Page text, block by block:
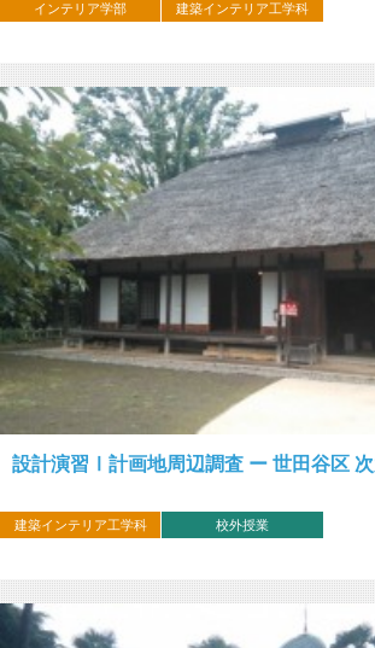
インテリア学部 建築インテリア工学科
設計演習Ⅰ計画地周辺調査 ー 世田谷区
建築インテリア工学科 校外授業